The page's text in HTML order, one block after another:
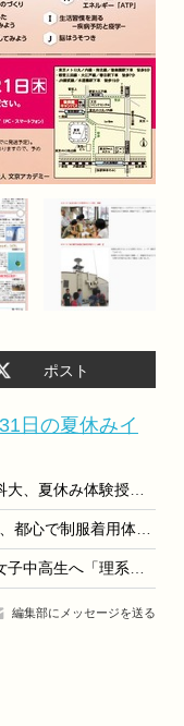
ポスト
日の夏休みイ
【大学受験2018】首都圏の薬科大、夏休み体験授業やセミナー情報＜まとめ＞
JALの制服を着て写真を撮ろう、都心で制服着用体験8/27・28
【夏休み2016】理系の魅力を女子中高生へ「理系女子フォーラムみえ」8/30
編集部にメッセージを送る